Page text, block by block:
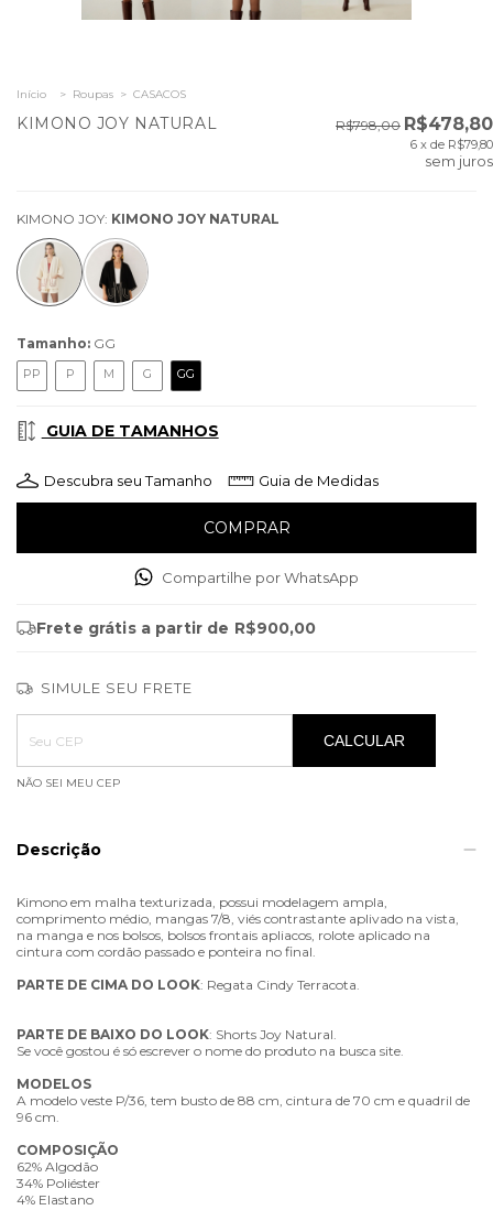
Início > Roupas > CASACOS
KIMONO JOY NATURAL R$798,00 R$478,80
6 x de R$79,80
sem juros
KIMONO JOY: KIMONO JOY NATURAL
Tamanho: GG
PP P M G GG
GUIA DE TAMANHOS
Descubra seu Tamanho Guia de Medidas
Compartilhe por WhatsApp
Frete grátis a partir de R$900,00
SIMULE SEU FRETE
Entregas para o CEP:
ALTERAR CEP
CALCULAR
NÃO SEI MEU CEP
Descrição
Kimono em malha texturizada, possui modelagem ampla,
comprimento médio, mangas 7/8, viés contrastante aplivado na vista,
na manga e nos bolsos, bolsos frontais apliacos, rolote aplicado na
cintura com cordão passado e ponteira no final.
PARTE DE CIMA DO LOOK: Regata Cindy Terracota.
PARTE DE BAIXO DO LOOK: Shorts Joy Natural.
Se você gostou é só escrever o nome do produto na busca site.
MODELOS
A modelo veste P/36, tem busto de 88 cm, cintura de 70 cm e quadril de
96 cm.
COMPOSIÇÃO
62% Algodão
34% Poliéster
4% Elastano